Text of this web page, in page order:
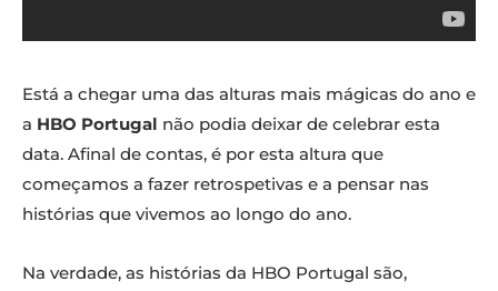
Está a chegar uma das alturas mais mágicas do ano e
a HBO Portugal não podia deixar de celebrar esta
data. Afinal de contas, é por esta altura que
começamos a fazer retrospetivas e a pensar nas
histórias que vivemos ao longo do ano.
Na verdade, as histórias da HBO Portugal são,